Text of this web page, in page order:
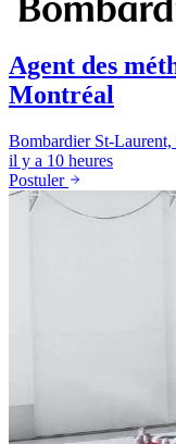
Agent des
Montréal
Bombardier St-Laurent,
il y a 10 heures
Postuler